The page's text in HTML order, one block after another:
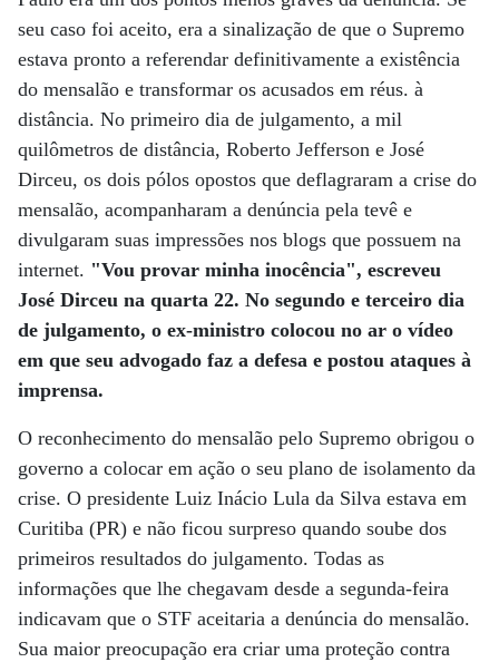
seu caso foi aceito, era a sinalização de que o Supremo
estava pronto a referendar definitivamente a existência
do mensalão e transformar os acusados em réus. à
distância. No primeiro dia de julgamento, a mil
quilômetros de distância, Roberto Jefferson e José
Dirceu, os dois pólos opostos que deflagraram a crise do
mensalão, acompanharam a denúncia pela tevê e
divulgaram suas impressões nos blogs que possuem na
internet. "Vou provar minha inocência", escreveu
José Dirceu na quarta 22. No segundo e terceiro dia
de julgamento, o ex-ministro colocou no ar o vídeo
em que seu advogado faz a defesa e postou ataques à
imprensa.
O reconhecimento do mensalão pelo Supremo obrigou o
governo a colocar em ação o seu plano de isolamento da
crise. O presidente Luiz Inácio Lula da Silva estava em
Curitiba (PR) e não ficou surpreso quando soube dos
primeiros resultados do julgamento. Todas as
informações que lhe chegavam desde a segunda-feira
indicavam que o STF aceitaria a denúncia do mensalão.
Sua maior preocupação era criar uma proteção contra